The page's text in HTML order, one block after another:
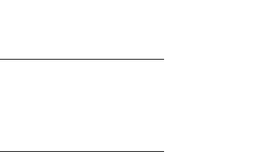
Bikes für noch mehr
jetzt leichter